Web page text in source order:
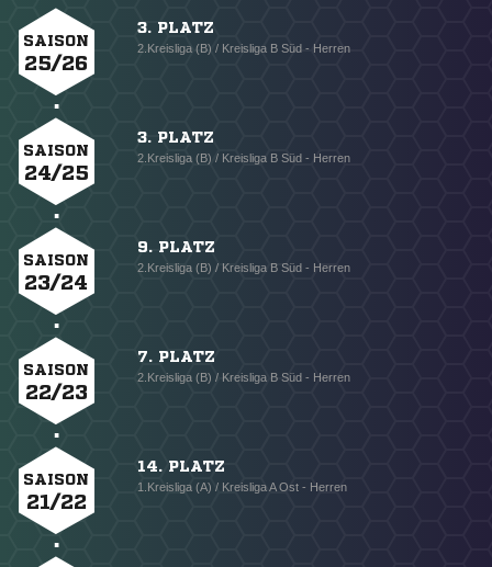
SAISON
25/26
3. PLATZ
2.Kreisliga (B) / Kreisliga B Süd - Herren
SAISON
24/25
3. PLATZ
2.Kreisliga (B) / Kreisliga B Süd - Herren
SAISON
23/24
9. PLATZ
2.Kreisliga (B) / Kreisliga B Süd - Herren
SAISON
22/23
7. PLATZ
2.Kreisliga (B) / Kreisliga B Süd - Herren
SAISON
21/22
14. PLATZ
1.Kreisliga (A) / Kreisliga A Ost - Herren